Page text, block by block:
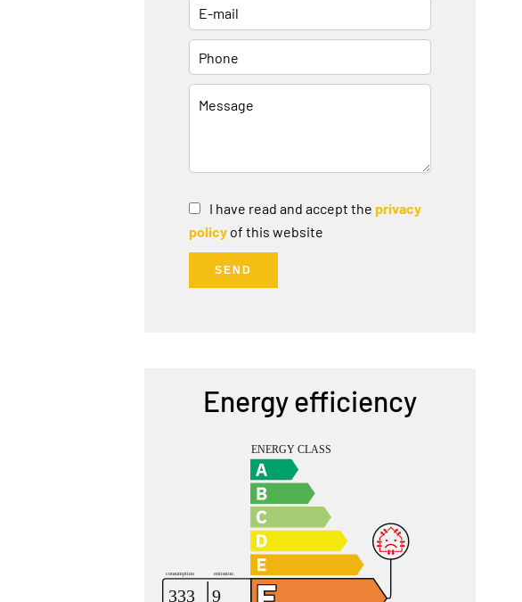
I have read and accept the privacy
policy of this website
SEND
Energy efficiency